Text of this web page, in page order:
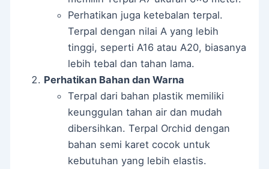
Perhatikan juga ketebalan terpal.
Terpal dengan nilai A yang lebih
tinggi, seperti A16 atau A20, biasanya
lebih tebal dan tahan lama.
Perhatikan Bahan dan Warna
Terpal dari bahan plastik memiliki
keunggulan tahan air dan mudah
dibersihkan. Terpal Orchid dengan
bahan semi karet cocok untuk
kebutuhan yang lebih elastis.